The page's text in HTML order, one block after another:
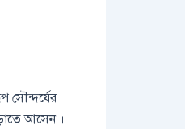
সৌন্দর্যের
আসেন ।